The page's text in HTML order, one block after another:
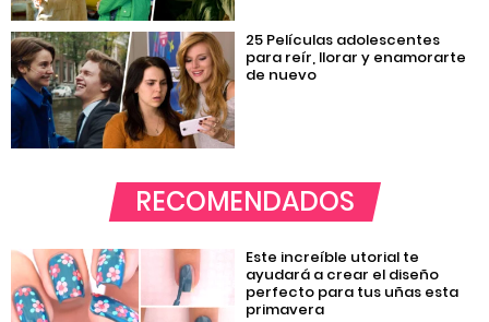
25 Películas adolescentes
para reír, llorar y enamorarte
de nuevo
RECOMENDADOS
Este increíble utorial te
ayudará a crear el diseño
perfecto para tus uñas esta
primavera